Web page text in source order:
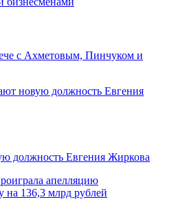
с Ахметовым, Пинчуком и
должность Евгения Жиркова